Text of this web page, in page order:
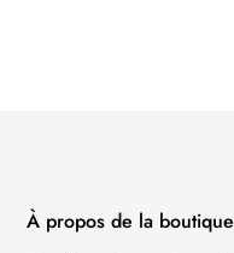
À propos de la boutique